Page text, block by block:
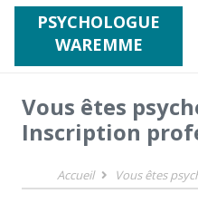
PSYCHOLOGUE
WAREMME
Vous êtes
Inscription
Accueil Vous êtes